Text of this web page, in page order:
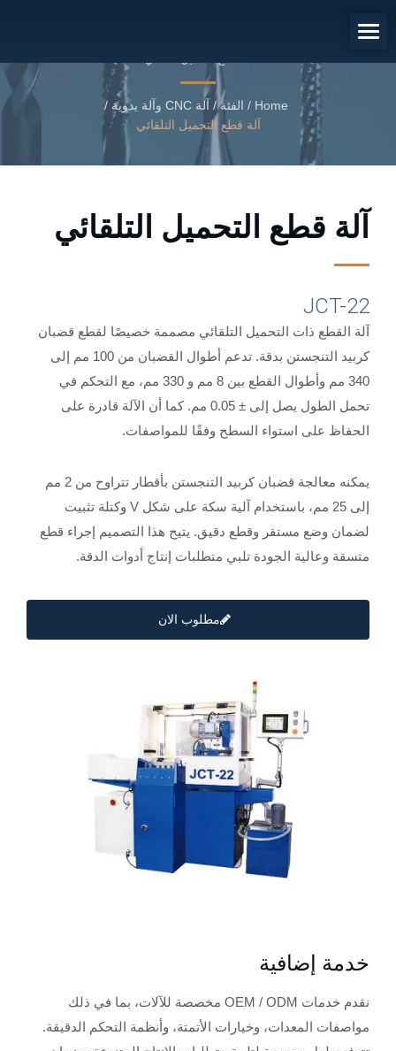
Home
/ الفئة / آلة CNC وآلة يدوية
/
آلة قطع التحميل التلقائي
آلة قطع التحميل التلقائي
JCT-22
آلة القطع ذات التحميل التلقائي مصممة خصيصًا لقطع قضبان
كربيد التنجستن بدقة. تدعم أطوال القضبان من 100 مم إلى
340 مم وأطوال القطع بين 8 مم و 330 مم، مع التحكم في
تحمل الطول يصل إلى ± 0.05 مم. كما أن الآلة قادرة على
الحفاظ على استواء السطح وفقًا للمواصفات.
يمكنه معالجة قضبان كربيد التنجستن بأقطار تتراوح من 2 مم
إلى 25 مم، باستخدام آلية سكة على شكل V وكتلة تثبيت
لضمان وضع مستقر وقطع دقيق. يتيح هذا التصميم إجراء قطع
متسقة وعالية الجودة تلبي متطلبات إنتاج أدوات الدقة.
مطلوب الان
خدمة إضافية
نقدم خدمات OEM / ODM مخصصة للآلات، بما في ذلك
مواصفات المعدات، وخيارات الأتمتة، وأنظمة التحكم الدقيقة.